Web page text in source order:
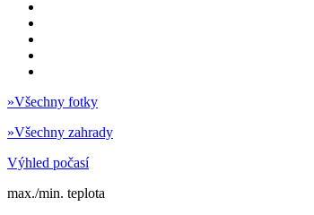
»Všechny fotky
»Všechny zahrady
Výhled počasí
max./min. teplota